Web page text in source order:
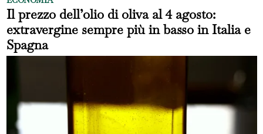
Il prezzo dell’olio di oliva al 4 agosto:
extravergine sempre più in basso in Italia e
Spagna